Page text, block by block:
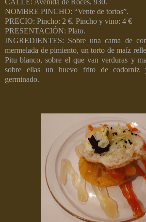
NOMBRE PINCHO: “Vente de tortos”.
PRECIO: Pincho: 2 €. Pincho y vino: 4 €
PRESENTACIÓN: Plato.
INGREDIENTES: Sobre una cama de
mermelada de pimiento, un torto de maíz
Pitu blanco, sobre el que van verduras y
sobre ellas un huevo frito de codorniz
germinado.